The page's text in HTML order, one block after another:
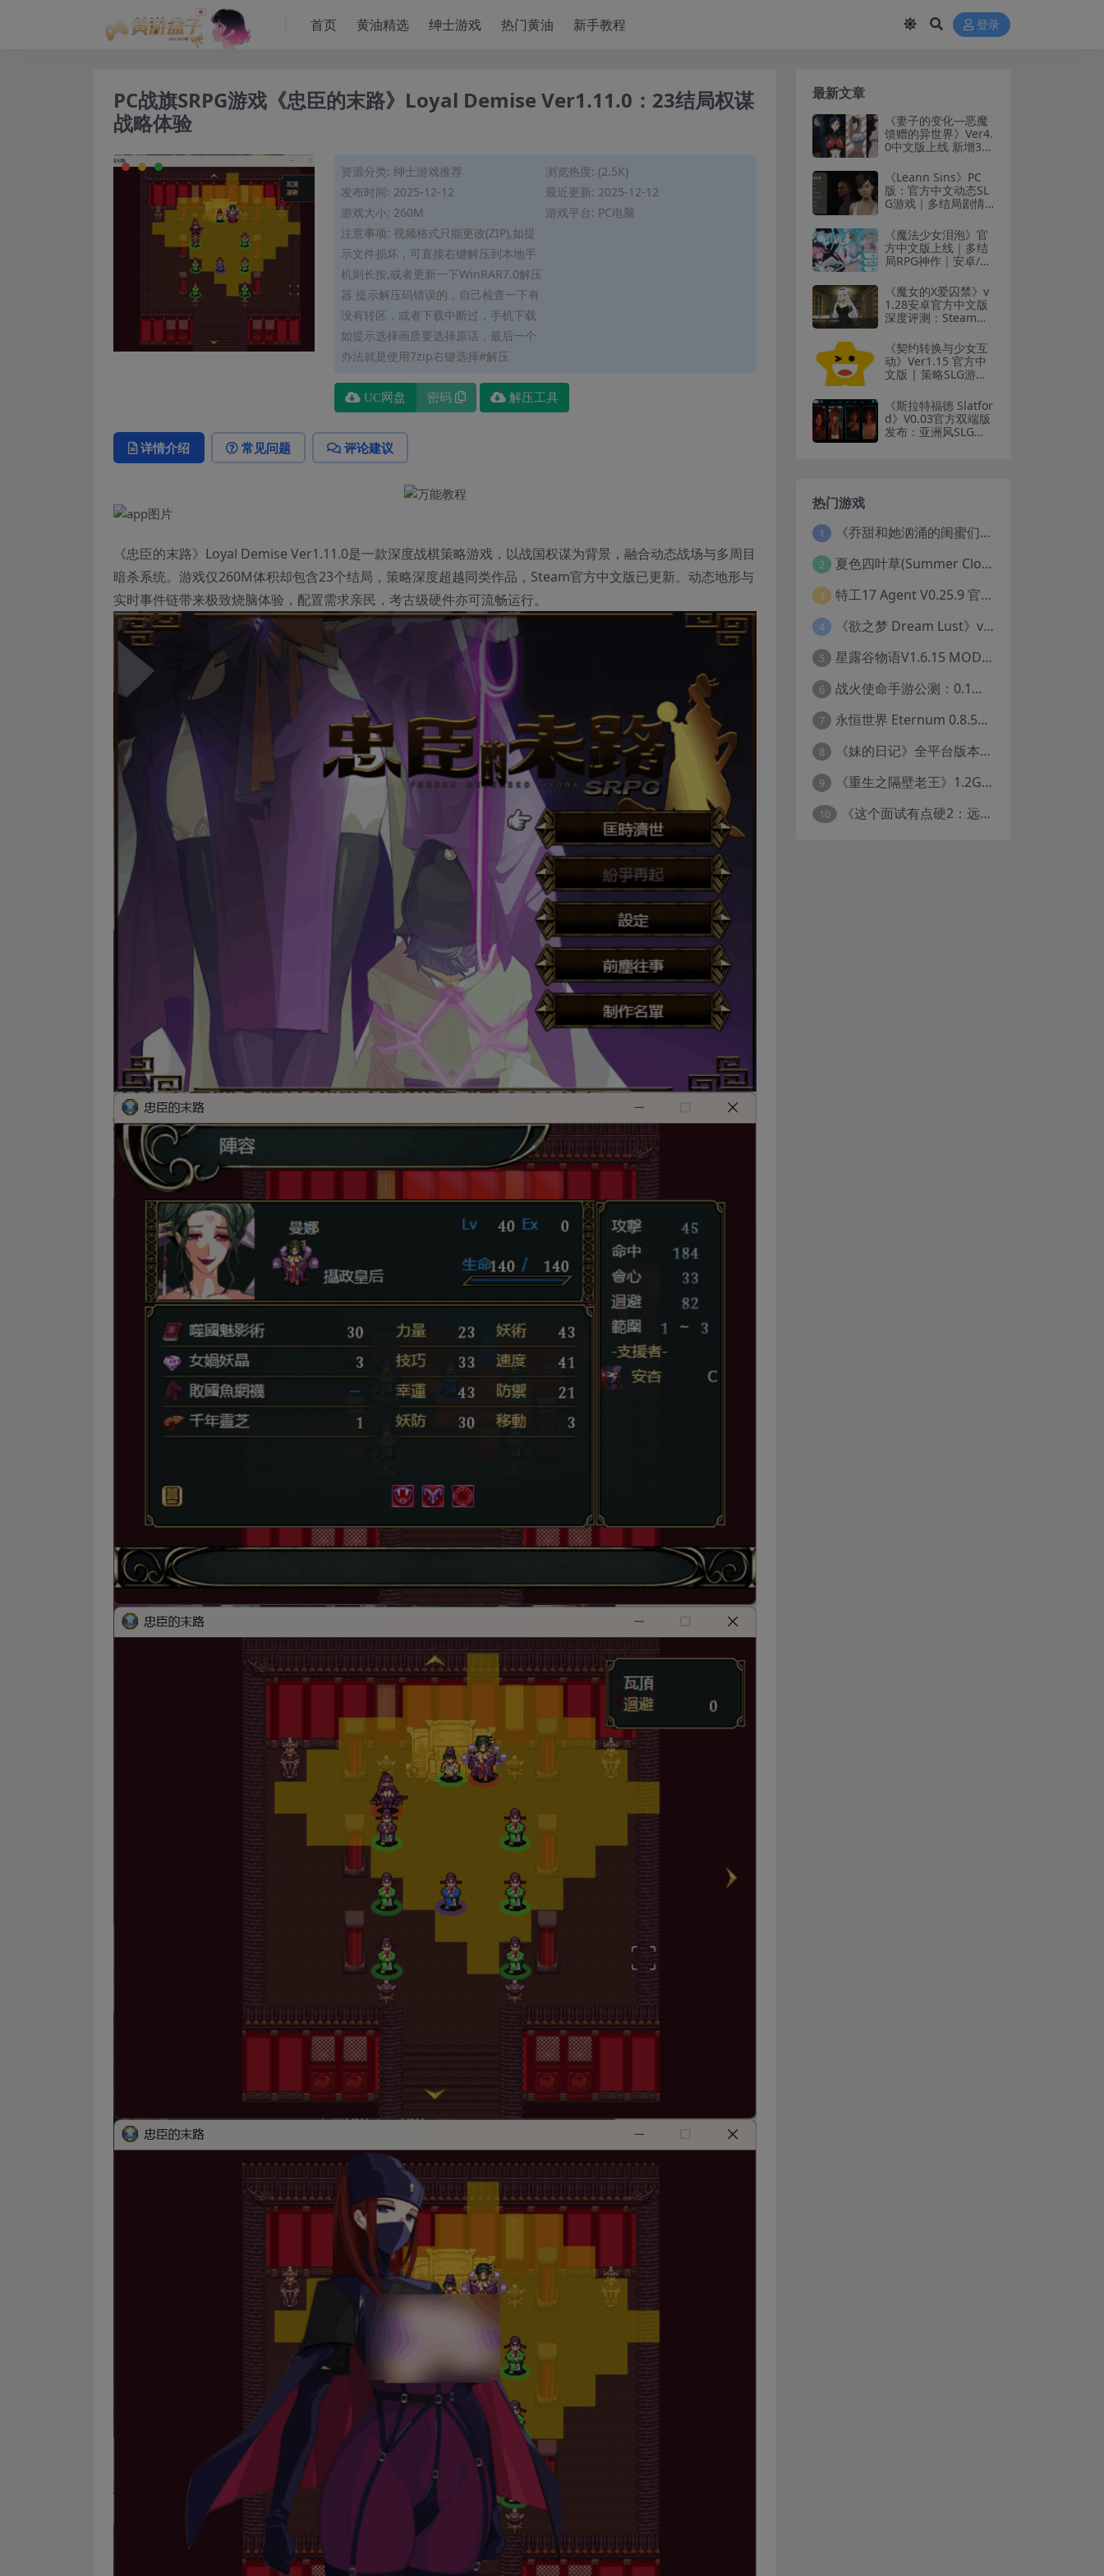
首页 黄油精选 绅士游戏 热门黄油 新手教程 登录
PC战旗SRPG游戏《忠臣的末路》Loyal Demise Ver1.11.0：23结局权谋
战略体验
资源分类: 绅士游戏推荐
浏览热度: (2.5K)
发布时间: 2025-12-12
最近更新: 2025-12-12
游戏大小: 260M
游戏平台: PC电脑
注意事项: 视频格式只能更改(ZIP),如提
示文件损坏，可直接右键解压到本地手
机则长按,或者更新一下WinRAR7.0解压
器 提示解压码错误的，自己检查一下有
没有转区，或者下载中断过，手机下载
如提示选择画质要选择原话，最后一个
办法就是使用7zip右键选择#解压
UC网盘 密码 解压工具
详情介绍 常见问题 评论建议
《忠臣的末路》Loyal Demise Ver1.11.0是一款深度战棋策略游戏，以战国权谋为背景，融合动态战场与多周目
暗杀系统。游戏仅260M体积却包含23个结局，策略深度超越同类作品，Steam官方中文版已更新。动态地形与
实时事件链带来极致烧脑体验，配置需求亲民，考古级硬件亦可流畅运行。
最新文章
《妻子的变化—恶魔
馈赠的异世界》Ver4.
0中文版上线 新增3条
《Leann Sins》PC
版：官方中文动态SL
G游戏｜多结局剧情
《魔法少女泪泡》官
方中文版上线｜多结
局RPG神作｜安卓/PC
《魔女的X爱囚禁》v
1.28安卓官方中文版
深度评测：Steam同
解析
《契约转换与少女互
动》Ver1.15 官方中
文版 | 策略SLG游戏
音】
《斯拉特福德 Slatfor
d》V0.03官方双端版
发布：亚洲风SLG新
热门游戏
1 《乔甜和她汹涌的闺蜜们》Lust Lady Friends 官方中文版 SLG模拟经营游戏｜角色情感互动｜动态画面
2 夏色四叶草(Summer Clover) Ver1.11 官方中文版：全CG无修+动态互动SLG游戏下载
3 特工17 Agent V0.25.9 官方中文版下载｜安卓PC双端｜附存档赞助码
4 《欲之梦 Dream Lust》v1.1.9 官方中文版 PC端Galgame推荐
5 星露谷物语V1.6.15 MOD整合版-PC沙盒RPG游戏STEAM官中+200款美化MOD
6 战火使命手游公测：0.1折送可触碰战姬 安卓IOS双端互通中文版
7 永恒世界 Eternum 0.8.5精翻汉化版发布 PC安卓双端 SLG游戏
8 《妹的日记》全平台版本评测：PC+ONS+安卓直装养成游戏体验
9 《重生之隔壁老王》1.2G SLG中文版 全动态互动冒险游戏
10 《这个面试有点硬2：远征东洋篇》全剧情CG动画高清合集下载（18.8GB/1080P）